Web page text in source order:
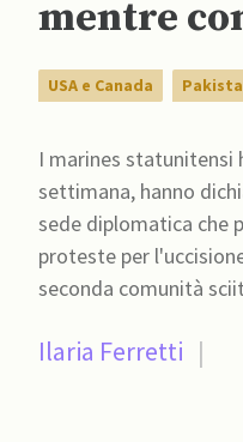
mentre
USA e Canada
I marines
settimana, hanno
sede diplomatica che
proteste per l'uccisione del leader
seconda comunità
Ilaria Ferretti |